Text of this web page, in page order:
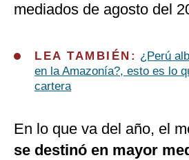
mediados de agosto del
LEA TAMBIÉN: ¿Perú
en la Amazonía?, esto es lo
cartera
En lo que va del año, el
se destinó en mayor